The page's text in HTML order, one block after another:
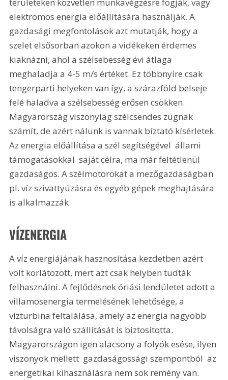
területeken közvetlen munkavégzésre fogják, vagy
elektromos energia előállítására használják. A
gazdasági megfontolások azt mutatják, hogy a
szelet elsősorban azokon a vidékeken érdemes
kiaknázni, ahol a szélsebesség évi átlaga
meghaladja a 4-5 m/s értéket. Ez többnyire csak
tengerparti helyeken van így, a szárazföld belseje
felé haladva a szélsebesség erősen csökken.
Magyarország viszonylag szélcsendes zugnak
számít, de azért nálunk is vannak bíztató kísérletek.
Az energia előállítása a szél segítségével  állami
támogatásokkal  saját célra, ma már feltétlenül
gazdaságos. A szélmotorokat a mezőgazdaságban
pl. víz szivattyúzásra és egyéb gépek meghajtására
is alkalmazzák.
VÍZENERGIA
A víz energiájának hasznosítása kezdetben azért
volt korlátozott, mert azt csak helyben tudták
felhasználni. A fejlődésnek óriási lendületet adott a
villamosenergia termelésének lehetősége, a
vízturbina feltalálása, amely az energia nagyobb
távolságra való szállítását is biztosította.
Magyarországon igen alacsony a folyók esése, ilyen
viszonyok mellett  gazdaságossági szempontból  az
energetikai kihasználásra nem sok remény van.